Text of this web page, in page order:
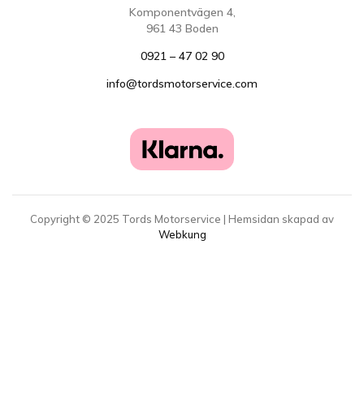
Komponentvägen 4,
961 43 Boden
0921 – 47 02 90
info@tordsmotorservice.com
Copyright © 2025 Tords Motorservice | Hemsidan skapad av
Webkung